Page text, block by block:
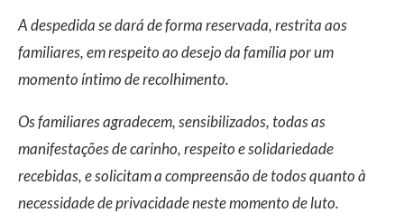
A despedida se dará de forma reservada, restrita aos
familiares, em respeito ao desejo da família por um
momento íntimo de recolhimento.
Os familiares agradecem, sensibilizados, todas as
manifestações de carinho, respeito e solidariedade
recebidas, e solicitam a compreensão de todos quanto à
necessidade de privacidade neste momento de luto.